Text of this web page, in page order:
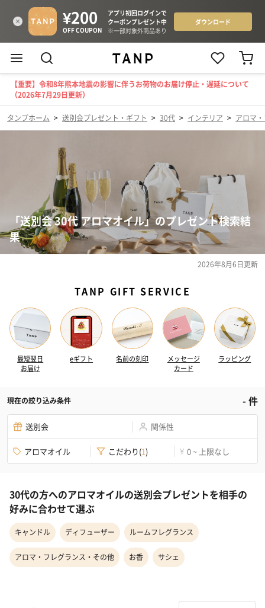
【重要】令和8年熊本地震の影響に伴うお荷物のお届け停止・遅延について
（2026年7月29日更新）
タンプホーム > 送別会プレゼント・ギフト > 30代 > インテリア > アロマ
「送別会 30代 アロマオイル」のプレゼント検索結
果
2026年8月6日更新
TANP GIFT SERVICE
最短翌日
お届け
eギフト 名前の刻印
メッセージ
カード
ラッピング
現在の絞り込み条件 -件
送別会 関係性
アロマオイル こだわり(1) ¥ 0 ~ 上限なし
30代の方へのアロマオイルの送別会プレゼントを相手の
好みに合わせて選ぶ
キャンドル ディフューザー ルームフレグランス
アロマ・フレグランス・その他 お香 サシェ